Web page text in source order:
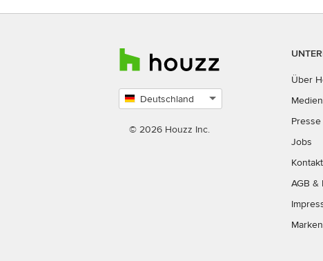
Deutschland
auswählen
© 2026 Houzz Inc.
Über
Medien
Presse
Jobs
Kontakt
AGB &